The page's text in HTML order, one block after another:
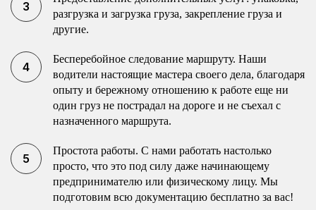
разгрузка и загрузка груза, закрепление груза и
другие.
Бесперебойное следование маршруту. Наши
водители настоящие мастера своего дела, благодаря
опыту и бережному отношению к работе еще ни
один груз не пострадал на дороге и не съехал с
назначенного маршрута.
Простота работы. С нами работать настолько
просто, что это под силу даже начинающему
предпринимателю или физическому лицу. Мы
подготовим всю документацию бесплатно за вас!